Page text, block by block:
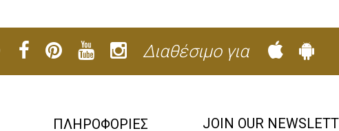
Διαθέσιμο για
ΠΛΗΡΟΦΟΡΙΕΣ JOIN OUR